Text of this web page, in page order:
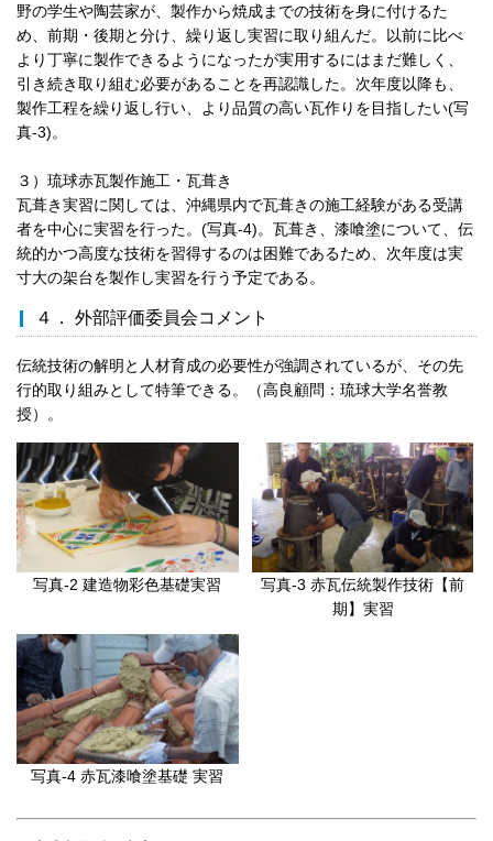
野の学生や陶芸家が、製作から焼成までの技術を身に付けるた
め、前期・後期と分け、繰り返し実習に取り組んだ。以前に比べ
より丁寧に製作できるようになったが実用するにはまだ難しく、
引き続き取り組む必要があることを再認識した。次年度以降も、
製作工程を繰り返し行い、より品質の高い瓦作りを目指したい(写
真-3)。
３）琉球赤瓦製作施工・瓦葺き
瓦葺き実習に関しては、沖縄県内で瓦葺きの施工経験がある受講
者を中心に実習を行った。(写真-4)。瓦葺き、漆喰塗について、伝
統的かつ高度な技術を習得するのは困難であるため、次年度は実
寸大の架台を製作し実習を行う予定である。
４． 外部評価委員会コメント
伝統技術の解明と人材育成の必要性が強調されているが、その先
行的取り組みとして特筆できる。（高良顧問：琉球大学名誉教
授）。
写真-2 建造物彩色基礎実習
写真-3 赤瓦伝統製作技術【前
期】実習
写真-4 赤瓦漆喰塗基礎 実習